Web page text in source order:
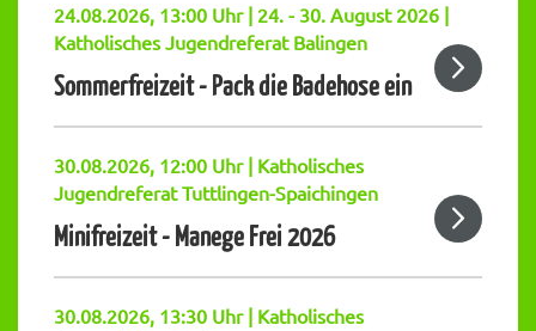
24.08.2026, 13:00 Uhr | 24. - 30. August 2026 |
Katholisches Jugendreferat Balingen
Sommerfreizeit - Pack die Badehose ein
30.08.2026, 12:00 Uhr | Katholisches
Jugendreferat Tuttlingen-Spaichingen
Minifreizeit - Manege Frei 2026
30.08.2026, 13:30 Uhr | Katholisches